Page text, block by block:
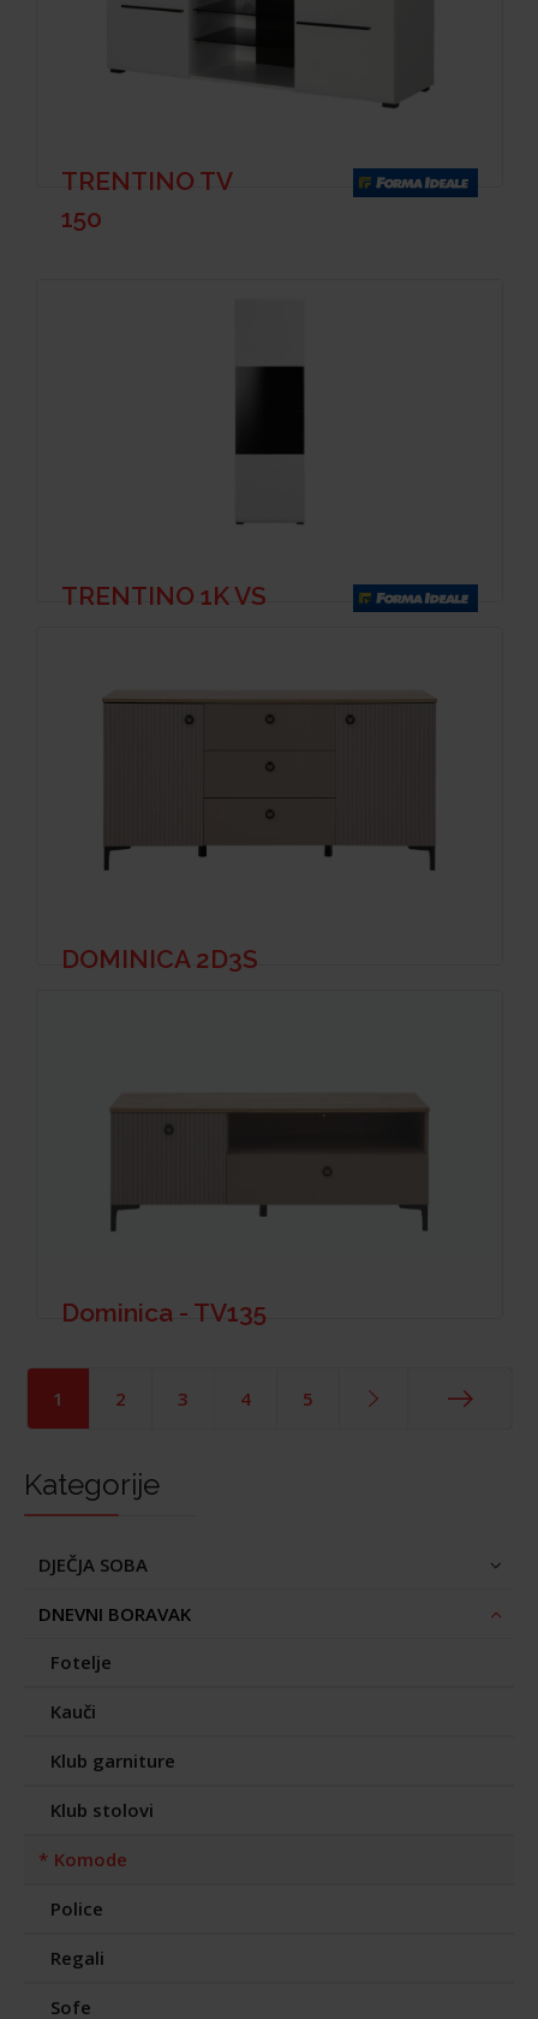
TRENTINO TV
150
TRENTINO 1K VS
DOMINICA 2D3S
Dominica - TV135
1 2 3 4 5
Kategorije
DJEČJA SOBA
DNEVNI BORAVAK
Fotelje
Kauči
Klub garniture
Klub stolovi
Komode
Police
Regali
Sofe